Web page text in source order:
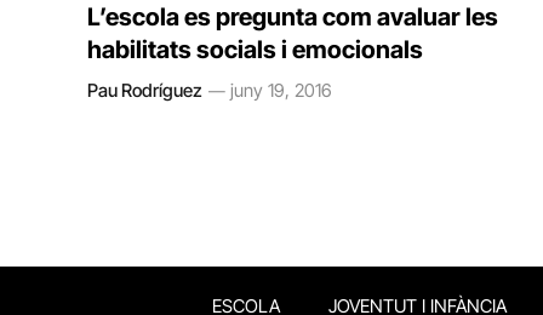
L’escola es pregunta com avaluar les
habilitats socials i emocionals
Pau Rodríguez juny 19, 2016
ESCOLA JOVENTUT I INFÀNCIA